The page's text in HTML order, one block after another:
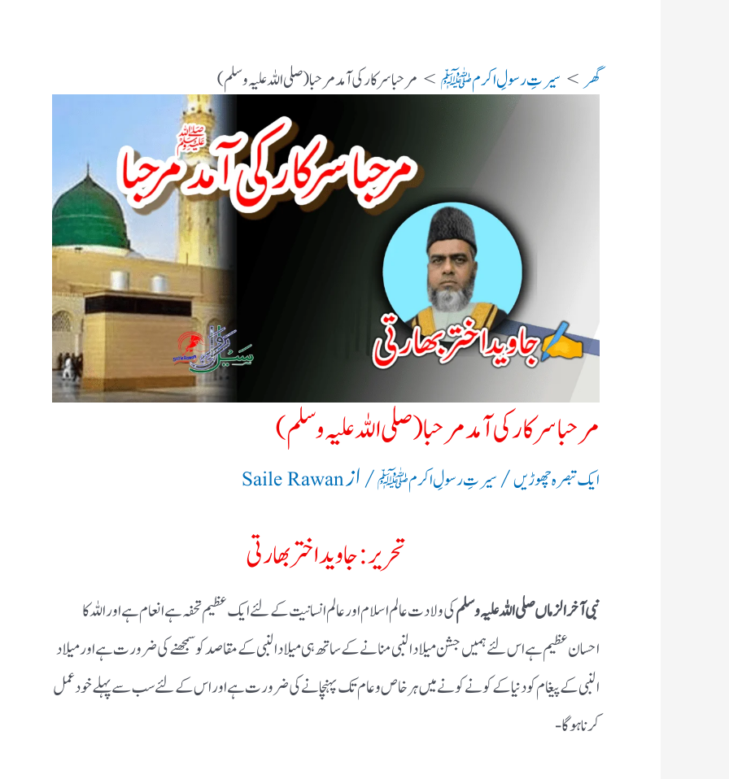
گھر سیرتِ رسولِ اکرم ﷺ مرحبا سرکار کی آمد مرحبا ( صلی اللہ علیہ وسلم)
مرحبا سرکار کی آمد مرحبا ( صلی اللہ علیہ وسلم)
ایک تبصرہ چھوڑیں/سیرتِ رسولِ اکرم ﷺ/ ازSaile Rawan
تحریر: جاوید اختر بھارتی
نبی آخرالزماں صلی اللہ علیہ وسلمکی ولادت عالم اسلام اور عالم انسانیت کے لئے ایک عظیم تحفہ ہے انعام ہے اور اللہ کا
احسان عظیم ہے اس لئے ہمیں جشن میلاد النبی منانے کے ساتھ ہی میلادالنبی کے مقاصد کو سمجھنے کی ضرورت ہے اور میلاد
النبی کے پیغام کو دنیا کے کونے کونے میں ہر خاص و عام تک پہنچا نے کی ضرورت ہےاور اس کے لئے سب سے پہلے خود عمل
کرنا ہوگا-